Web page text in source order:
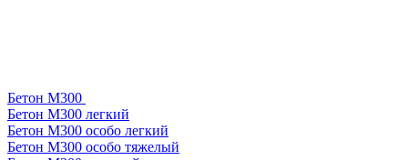
Бетон М300
Бетон М300 легкий
Бетон М300 особо легкий
Бетон М300 особо тяжелый